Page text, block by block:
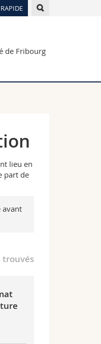
de Fribourg
lieu en
part de
avant
trouvés